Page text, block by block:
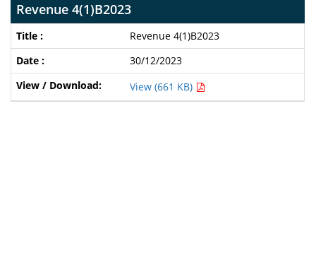
Revenue 4(1)B2023
Revenue 4(1)B2023
30/12/2023
View (661 KB)